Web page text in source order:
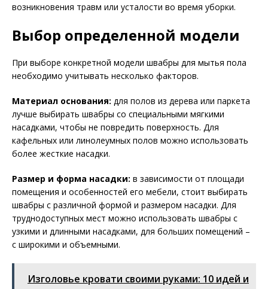
возникновения травм или усталости во время уборки.
Выбор определенной модели
При выборе конкретной модели швабры для мытья пола
необходимо учитывать несколько факторов.
Материал основания: для полов из дерева или паркета
лучше выбирать швабры со специальными мягкими
насадками, чтобы не повредить поверхность. Для
кафельных или линолеумных полов можно использовать
более жесткие насадки.
Размер и форма насадки: в зависимости от площади
помещения и особенностей его мебели, стоит выбирать
швабры с различной формой и размером насадки. Для
труднодоступных мест можно использовать швабры с
узкими и длинными насадками, для больших помещений –
с широкими и объемными.
Изголовье кровати своими руками: 10 идей и